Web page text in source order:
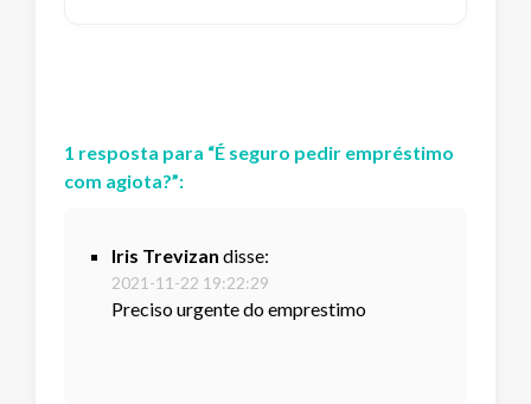
1 resposta para “É seguro pedir empréstimo
com agiota?”:
Iris Trevizan disse:
2021-11-22 19:22:29
Preciso urgente do emprestimo